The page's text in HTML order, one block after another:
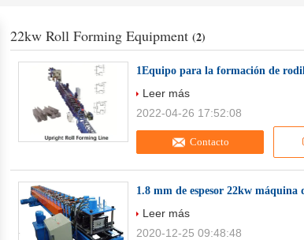
22kw Roll Forming Equipment (2)
1Equipo para la formación de
Contacto
Leer más
2022-04-26 17:52:08
1.8 mm de espesor 22kw
Leer más
2020-12-25 09:48:48